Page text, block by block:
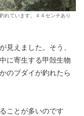
れています。４４センチあり
見えました。そう、
に寄生する甲殻生物
のブダイが釣れたら
ことが多いのです